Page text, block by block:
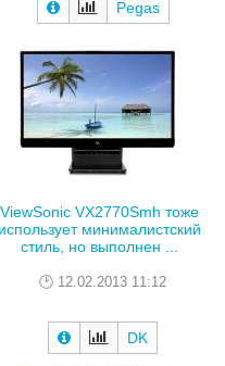
Pegas
ViewSonic VX2770Smh тоже
использует минималистский
стиль, но выполнен ...
12.02.2013 11:12
DK